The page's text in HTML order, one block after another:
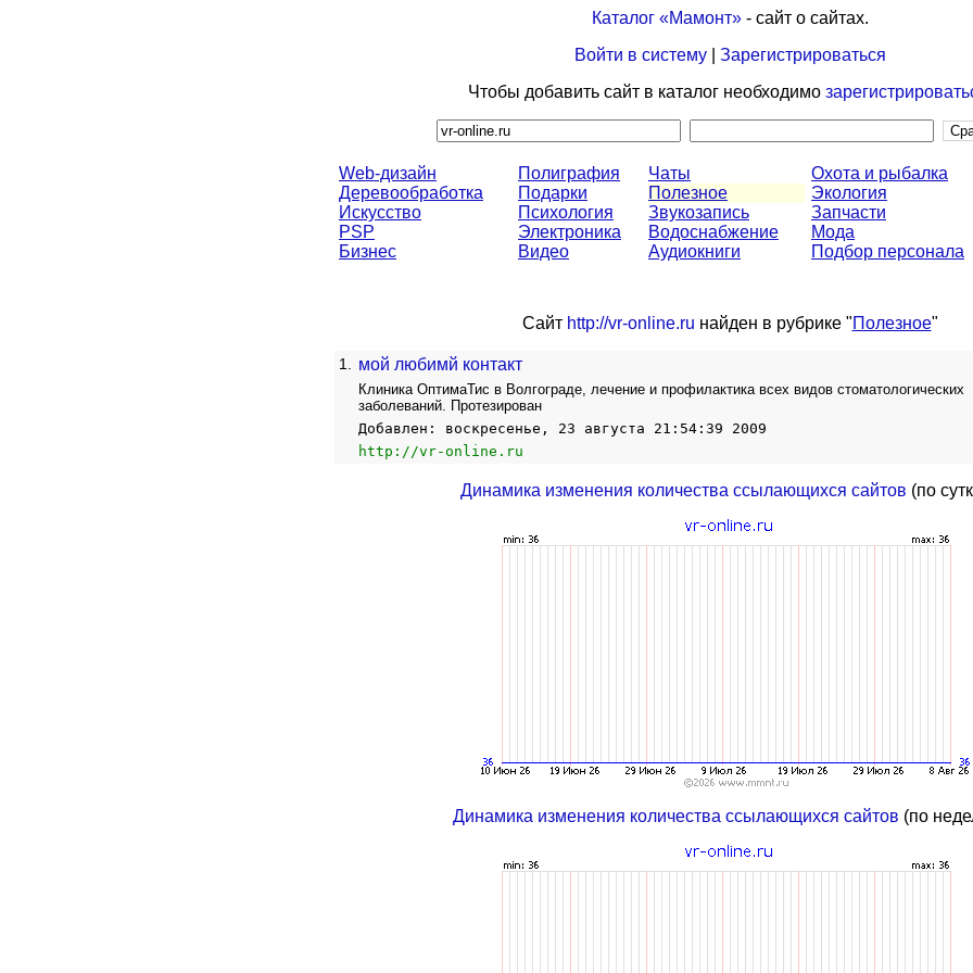
Каталог «Мамонт»- сайт о сайтах.
Войти в систему| Зарегистрироваться
Чтобы добавить сайт в каталог необходимо
Web-дизайн
Деревообработка
Искусство
PSP
Бизнес
Полиграфия
Подарки
Психология
Электроника
Видео
Чаты
Полезное
Звукозапись
Водоснабжение
Аудиокниги
Охота и рыбалка
Экология
Запчасти
Мода
Подбор персонала
Сайт http://vr-online.ru найден в рубрике "Полезное"
1. мой любимй контакт
Клиника ОптимаТис в Волгограде, лечение и профилактика всех видов стоматологических
заболеваний. Протезирован
Добавлен: воскресенье, 23 августа 21:54:39 2009
http://vr-online.ru
Динамика изменения количества ссылающихся сайтов (по
Динамика изменения количества ссылающихся сайтов (по